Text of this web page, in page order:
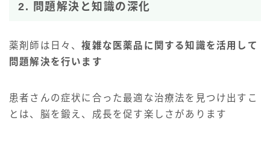
2. 問題解決と知識の深化
薬剤師は日々、複雑な医薬品に関する知識を活用して
問題解決を行います
患者さんの症状に合った最適な治療法を見つけ出すこ
とは、脳を鍛え、成長を促す楽しさがあります